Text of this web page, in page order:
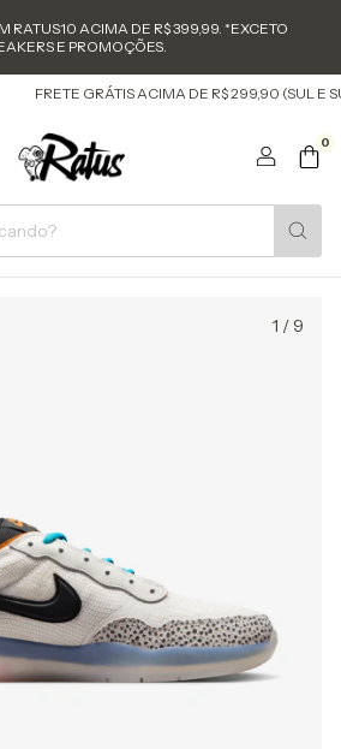
RATUS10 ACIMA DE R$ 399,99. *EXCETO
E PROMOÇÕES.
FRETE GRÁTIS ACIMA DE R$ 299,90 (SUL E
0
1 / 9